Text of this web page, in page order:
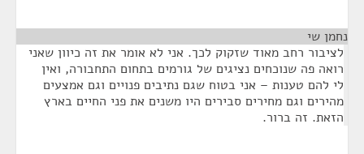
נחמן שי
לציבור רחב מאוד שזקוק לכך. אני לא אומר את זה כיוון שאני
רואה פה שנוכחים נציגים של גורמים בתחום התחבורה, ואין
לי להם טענות – אני בטוח שגם נתיבים פנויים וגם אמצעים
מהירים וגם מחירים סבירים היו משנים את פני החיים בארץ
הזאת. זה ברור.